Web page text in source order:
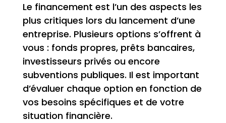
Le financement est l’un des aspects les
plus critiques lors du lancement d’une
entreprise. Plusieurs options s’offrent à
vous : fonds propres, prêts bancaires,
investisseurs privés ou encore
subventions publiques. Il est important
d’évaluer chaque option en fonction de
vos besoins spécifiques et de votre
situation financière.